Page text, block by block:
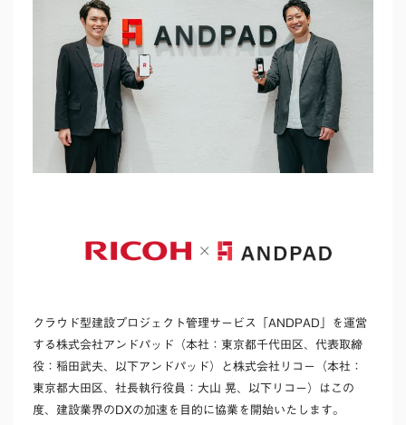
クラウド型建設プロジェクト管理サービス「ANDPAD」を運営
する株式会社アンドパッド（本社：東京都千代田区、代表取締
役：稲田武夫、以下アンドパッド）と株式会社リコー（本社：
東京都大田区、社長執行役員：大山 晃、以下リコー）はこの
度、建設業界のDXの加速を目的に協業を開始いたします。